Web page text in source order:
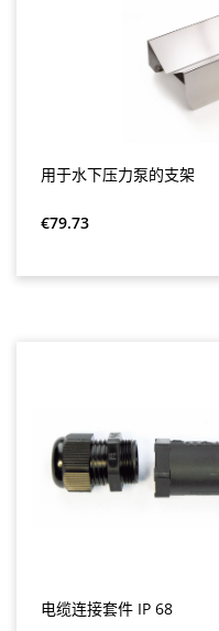
用于水下压力泵的支架
Regular price:
€79.73
电缆连接套件 IP 68